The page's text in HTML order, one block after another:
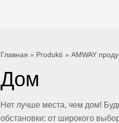
Главная Produkti AMWAY
Дом
Нет лучше места, чем дом!
обстановки: от широкого